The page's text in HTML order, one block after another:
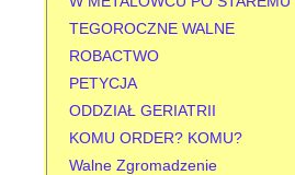
TEGOROCZNE WALNE
ROBACTWO
PETYCJA
ODDZIAŁ GERIATRII
KOMU ORDER? KOMU?
Walne Zgromadzenie